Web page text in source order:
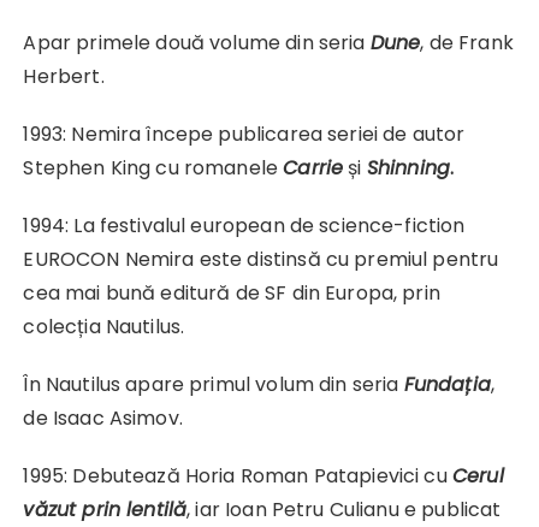
Apar primele două volume din seria Dune, de Frank
Herbert.
1993: Nemira începe publicarea seriei de autor
Stephen King cu romaneleCarrie și Shinning.
1994: La festivalul european de science-fiction
EUROCON Nemira este distinsă cu premiul pentru
cea mai bună editură de SF din Europa, prin
colecția Nautilus.
În Nautilus apare primul volum din seria Fundația,
de Isaac Asimov.
1995: Debutează Horia Roman Patapievici cuCerul
văzut prin lentilă, iar Ioan Petru Culianu e publicat